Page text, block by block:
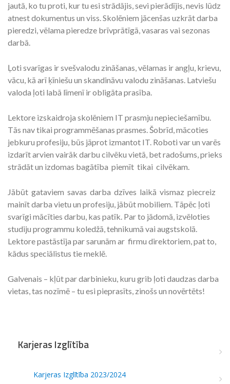
jautā, ko tu proti, kur tu esi strādājis, sevi pierādījis, nevis lūdz
atnest dokumentus un viss. Skolēniem jācenšas uzkrāt darba
pieredzi, vēlama pieredze brīvprātīgā, vasaras vai sezonas
darbā.
Ļoti svarīgas ir svešvalodu zināšanas, vēlamas ir angļu, krievu,
vācu, kā arī ķīniešu un skandināvu valodu zināšanas. Latviešu
valoda ļoti labā līmenī ir obligāta prasība.
Lektore izskaidroja skolēniem IT prasmju nepieciešamību.
Tās nav tikai programmēšanas prasmes. Šobrīd, mācoties
jebkuru profesiju, būs jāprot izmantot IT. Roboti var un varēs
izdarīt arvien vairāk darbu cilvēku vietā, bet radošums, prieks
strādāt un izdomas bagātība piemīt tikai cilvēkam.
Jābūt gataviem savas darba dzīves laikā vismaz piecreiz
mainīt darba vietu un profesiju, jābūt mobiliem. Tāpēc ļoti
svarīgi mācīties darbu, kas patīk. Par to jādomā, izvēloties
studiju programmu koledžā, tehnikumā vai augstskolā.
Lektore pastāstīja par sarunām ar firmu direktoriem, pat to,
kādus speciālistus tie meklē.
Galvenais – kļūt par darbinieku, kuru grib ļoti daudzas darba
vietas, tas nozīmē – tu esi pieprasīts, zinošs un novērtēts!
Karjeras Izglītība
Karjeras Izglītība 2023/2024